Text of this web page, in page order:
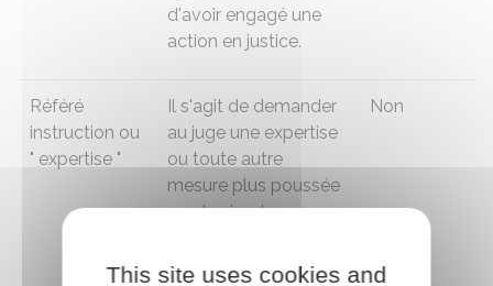
d'avoir engagé une
action en justice.
Référé
instruction ou
" expertise "
Il s'agit de demander
au juge une expertise
ou toute autre
mesure plus poussée
que la simple
faits.
Non
This site uses cookies and